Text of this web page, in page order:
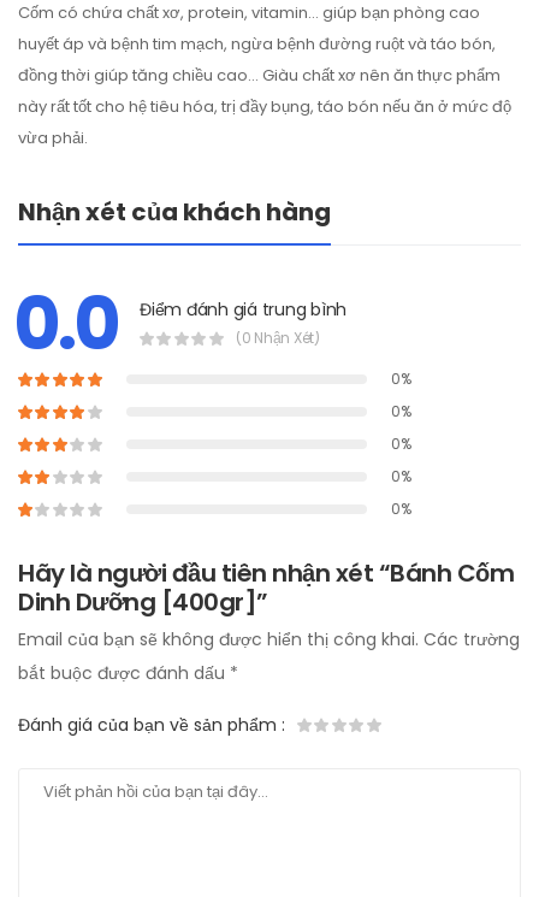
Cốm có chứa chất xơ, protein, vitamin… giúp bạn phòng cao
huyết áp và bệnh tim mạch, ngừa bệnh đường ruột và táo bón,
đồng thời giúp tăng chiều cao… Giàu chất xơ nên ăn thực phẩm
này rất tốt cho hệ tiêu hóa, trị đầy bụng, táo bón nếu ăn ở mức độ
vừa phải.
Nhận xét của khách hàng
0.0 Điểm đánh giá trung bình
(0 Nhận Xét)
0%
0%
0%
0%
0%
Hãy là người đầu tiên nhận xét “Bánh Cốm
Dinh Dưỡng [400gr]”
Email của bạn sẽ không được hiển thị công khai. Các trường
bắt buộc được đánh dấu *
Đánh giá của bạn về sản phẩm :